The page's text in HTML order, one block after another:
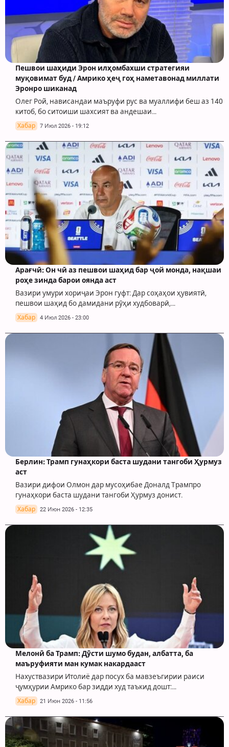
Пешвои шаҳиди Эрон илҳомбахши стратегияи
муқовимат буд / Амрико ҳеҷ гоҳ наметавонад миллати
Эронро шиканад
Олег Рой, нависандаи маъруфи рус ва муаллифи беш аз 140
китоб, бо ситоиши шахсият ва андешаи…
Хабар 7 Июл 2026 - 19:12
Арағчӣ: Он чӣ аз пешвои шаҳид бар ҷой монда, нақшаи
роҳе зинда барои оянда аст
Вазири умури хориҷаи Эрон гуфт: Дар соҳаҳои ҳувиятӣ,
пешвои шаҳид бо дамидани рӯҳи худбоварӣ,…
Хабар 4 Июл 2026 - 23:00
Берлин: Трамп гунаҳкори баста шудани тангоби Ҳурмуз
аст
Вазири дифои Олмон дар мусоҳибае Доналд Трампро
гунаҳкори баста шудани тангоби Ҳурмуз донист.
Хабар 22 Июн 2026 - 12:35
Мелонӣ ба Трамп: Дӯсти шумо будан, албатта, ба
маъруфияти ман кумак накардааст
Нахуствазири Итолиё дар посух ба мавзеъгирии раиси
ҷумҳурии Амрико бар зидди худ таъкид дошт:…
Хабар 21 Июн 2026 - 11:56